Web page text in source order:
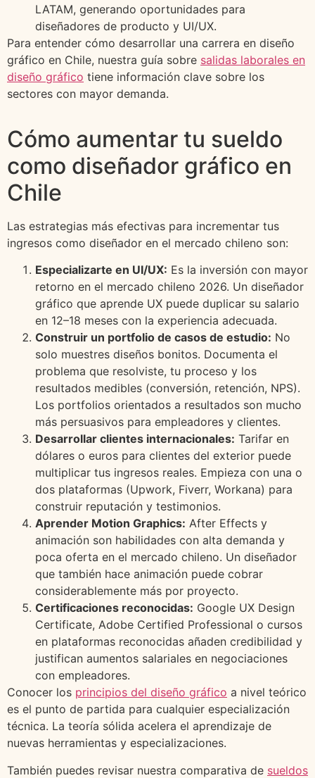
LATAM, generando oportunidades para
diseñadores de producto y UI/UX.
Para entender cómo desarrollar una carrera en diseño
gráfico en Chile, nuestra guía sobre salidas laborales en
diseño gráfico tiene información clave sobre los
sectores con mayor demanda.
Cómo aumentar tu sueldo
como diseñador gráfico en
Chile
Las estrategias más efectivas para incrementar tus
ingresos como diseñador en el mercado chileno son:
Especializarte en UI/UX: Es la inversión con mayor
retorno en el mercado chileno 2026. Un diseñador
gráfico que aprende UX puede duplicar su salario
en 12–18 meses con la experiencia adecuada.
Construir un portfolio de casos de estudio: No
solo muestres diseños bonitos. Documenta el
problema que resolviste, tu proceso y los
resultados medibles (conversión, retención, NPS).
Los portfolios orientados a resultados son mucho
más persuasivos para empleadores y clientes.
Desarrollar clientes internacionales: Tarifar en
dólares o euros para clientes del exterior puede
multiplicar tus ingresos reales. Empieza con una o
dos plataformas (Upwork, Fiverr, Workana) para
construir reputación y testimonios.
Aprender Motion Graphics: After Effects y
animación son habilidades con alta demanda y
poca oferta en el mercado chileno. Un diseñador
que también hace animación puede cobrar
considerablemente más por proyecto.
Certificaciones reconocidas: Google UX Design
Certificate, Adobe Certified Professional o cursos
en plataformas reconocidas añaden credibilidad y
justifican aumentos salariales en negociaciones
con empleadores.
Conocer los principios del diseño gráfico a nivel teórico
es el punto de partida para cualquier especialización
técnica. La teoría sólida acelera el aprendizaje de
nuevas herramientas y especializaciones.
También puedes revisar nuestra comparativa de sueldos